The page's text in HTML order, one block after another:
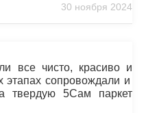
30 ноября 2024
все чисто, красиво и
этапах сопровождали и
твердую 5Сам паркет